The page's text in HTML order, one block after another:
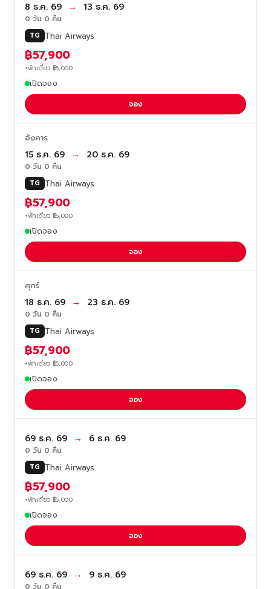
8 ธ.ค. 69 → 13 ธ.ค. 69
0 วัน 0 คืน
TG Thai Airways
฿57,900
+พักเดี่ยว ฿5,000
เปิดจอง
จอง
อังคาร
15 ธ.ค. 69 → 20 ธ.ค. 69
0 วัน 0 คืน
TG Thai Airways
฿57,900
+พักเดี่ยว ฿5,000
เปิดจอง
จอง
ศุกร์
18 ธ.ค. 69 → 23 ธ.ค. 69
0 วัน 0 คืน
TG Thai Airways
฿57,900
+พักเดี่ยว ฿5,000
เปิดจอง
จอง
69 ธ.ค. 69 → 6 ธ.ค. 69
0 วัน 0 คืน
TG Thai Airways
฿57,900
+พักเดี่ยว ฿5,000
เปิดจอง
จอง
69 ธ.ค. 69 → 9 ธ.ค. 69
0 วัน 0 คืน